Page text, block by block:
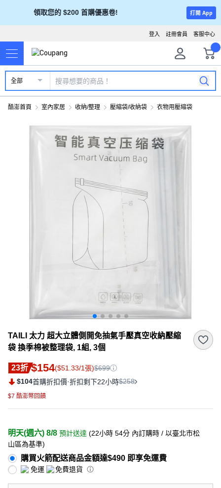
領取您的 $200 首購優惠卷! 打開 App
客服中心
註冊會員
登入
全部
酷澎首頁 室內家居 收納/整理 壓縮袋/收納袋 衣物用壓縮袋
TAILI 太力 超大立體側開免抽氣手壓真空收納壓縮
袋 換季棉被整理袋, 1組, 3個
23折 $154($51.33/1張)$699
$104首購折扣價·折扣剩下22小時$258
$7 酷澎幣回饋
明天(週六) 8/8 預計送達 (22小時 54分 內訂購時 / 以臺北市松
山區為基準)
購買火箭配送商品金額達$490 即享免運費
免運 免費退貨